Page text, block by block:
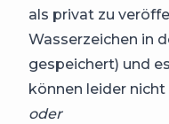
als privat zu
Wasserzeichen in
gespeichert) und
können leider
oder